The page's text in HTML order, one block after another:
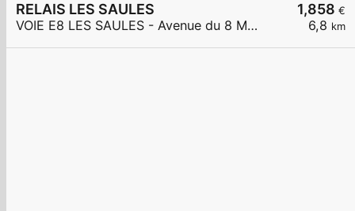
1,858 €
6,8 km
RELAIS LES SAULES
VOIE E8 LES SAULES - Avenue du 8 Mai 1945